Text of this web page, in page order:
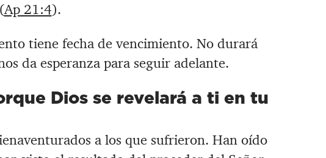
Ap 21:4).
tiene fecha de vencimiento. No durará
da esperanza para seguir adelante.
Dios se revelará a ti en tu
a los que sufrieron. Han oído